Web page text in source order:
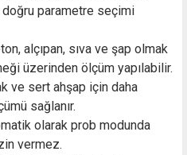
parametre seçimi
alçıpan, sıva ve şap olmak
üzerinden ölçüm yapılabilir.
ve sert ahşap için daha
sağlanır.
olarak prob modunda
vermez.